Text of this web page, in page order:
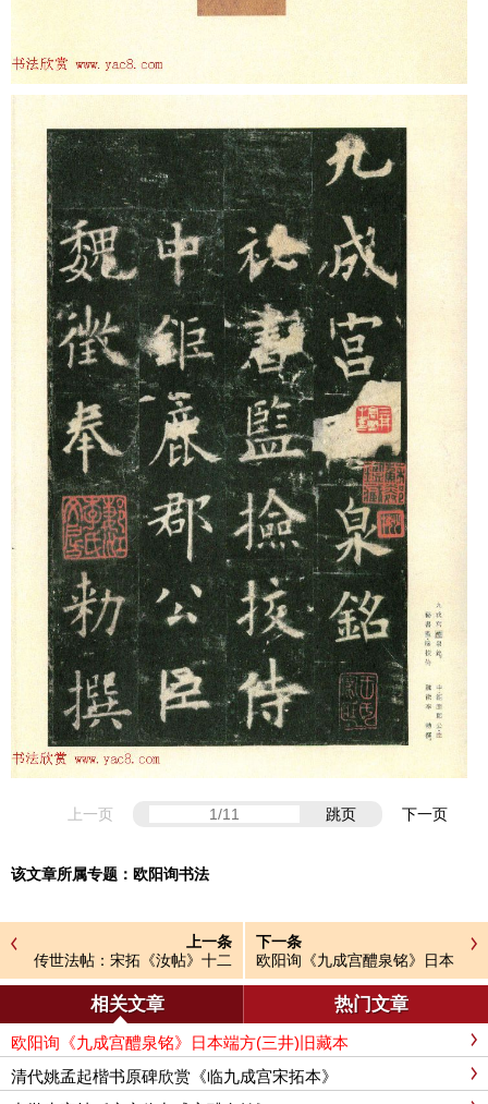
上一页 跳页 下一页
该文章所属专题： 欧阳询书法
上一条
传世法帖：宋拓《汝帖》十二
卷全辑
下一条
欧阳询《九成宫醴泉铭》日本
端方(三井)旧藏本
相关文章 热门文章
欧阳询《九成宫醴泉铭》日本端方(三井)旧藏本
清代姚孟起楷书原碑欣赏《临九成宫宋拓本》